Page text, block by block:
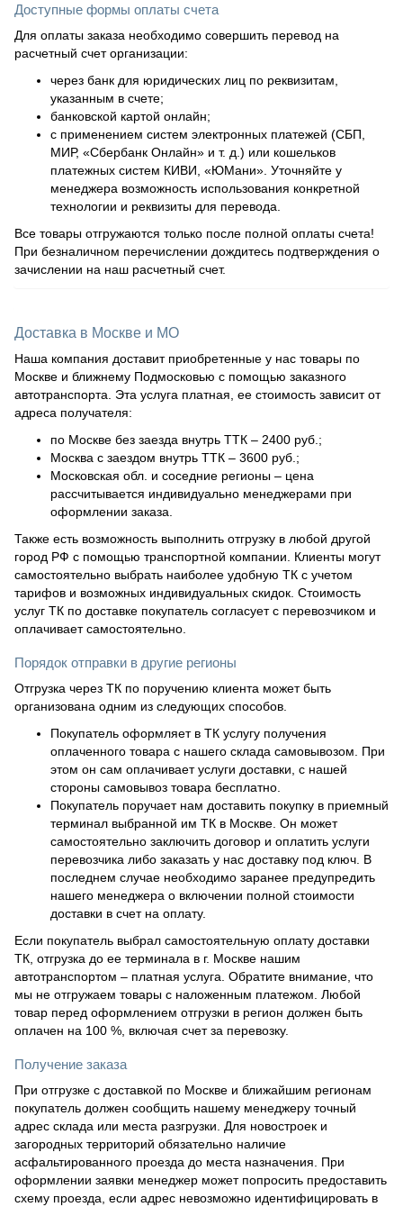
Доступные формы оплаты счета
Для оплаты заказа необходимо совершить перевод на
расчетный счет организации:
через банк для юридических лиц по реквизитам,
указанным в счете;
банковской картой онлайн;
с применением систем электронных платежей (СБП,
МИР, «Сбербанк Онлайн» и т. д.) или кошельков
платежных систем КИВИ, «ЮМани». Уточняйте у
менеджера возможность использования конкретной
технологии и реквизиты для перевода.
Все товары отгружаются только после полной оплаты счета!
При безналичном перечислении дождитесь подтверждения о
зачислении на наш расчетный счет.
Доставка в Москве и МО
Наша компания доставит приобретенные у нас товары по
Москве и ближнему Подмосковью с помощью заказного
автотранспорта. Эта услуга платная, ее стоимость зависит от
адреса получателя:
по Москве без заезда внутрь ТТК – 2400 руб.;
Москва с заездом внутрь ТТК – 3600 руб.;
Московская обл. и соседние регионы – цена
рассчитывается индивидуально менеджерами при
оформлении заказа.
Также есть возможность выполнить отгрузку в любой другой
город РФ с помощью транспортной компании. Клиенты могут
самостоятельно выбрать наиболее удобную ТК с учетом
тарифов и возможных индивидуальных скидок. Стоимость
услуг ТК по доставке покупатель согласует с перевозчиком и
оплачивает самостоятельно.
Порядок отправки в другие регионы
Отгрузка через ТК по поручению клиента может быть
организована одним из следующих способов.
Покупатель оформляет в ТК услугу получения
оплаченного товара с нашего склада самовывозом. При
этом он сам оплачивает услуги доставки, с нашей
стороны самовывоз товара бесплатно.
Покупатель поручает нам доставить покупку в приемный
терминал выбранной им ТК в Москве. Он может
самостоятельно заключить договор и оплатить услуги
перевозчика либо заказать у нас доставку под ключ. В
последнем случае необходимо заранее предупредить
нашего менеджера о включении полной стоимости
доставки в счет на оплату.
Если покупатель выбрал самостоятельную оплату доставки
ТК, отгрузка до ее терминала в г. Москве нашим
автотранспортом – платная услуга. Обратите внимание, что
мы не отгружаем товары с наложенным платежом. Любой
товар перед оформлением отгрузки в регион должен быть
оплачен на 100 %, включая счет за перевозку.
Получение заказа
При отгрузке с доставкой по Москве и ближайшим регионам
покупатель должен сообщить нашему менеджеру точный
адрес склада или места разгрузки. Для новостроек и
загородных территорий обязательно наличие
асфальтированного проезда до места назначения. При
оформлении заявки менеджер может попросить предоставить
схему проезда, если адрес невозможно идентифицировать в